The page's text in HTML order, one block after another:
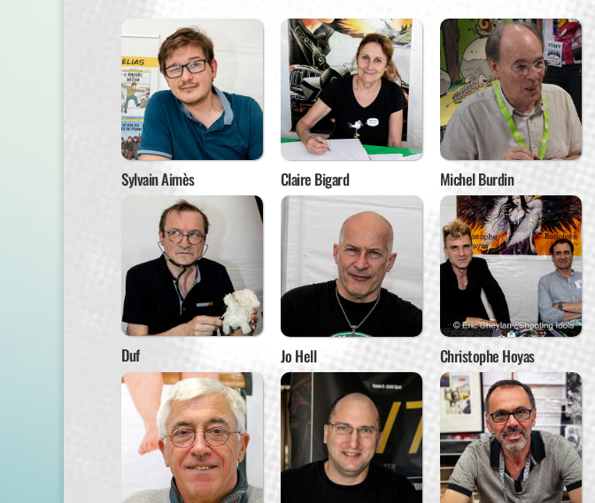
Sylvain Aimès Claire Bigard Michel Burdin
Duf Jo Hell Christophe Hoyas